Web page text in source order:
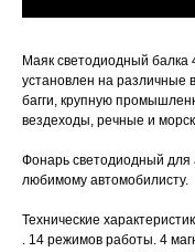
Маяк светодиодный балка
установлен на различные
багги, крупную
вездеходы, речные и
Фонарь светодиодный для
любимому автомобилисту.
Технические
. 14 режимов работы. 4